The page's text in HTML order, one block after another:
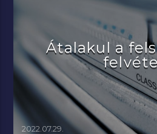
Átalakul a
2022.07.29.